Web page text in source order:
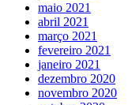
maio 2021
abril 2021
março 2021
fevereiro 2021
janeiro 2021
dezembro 2020
novembro 2020